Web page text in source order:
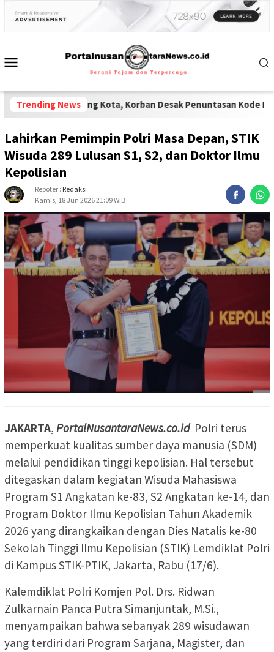
Trending News
Kota, Korban Desak Penuntasan Kode Etik"-Lembaga
Lahirkan Pemimpin Polri Masa Depan, STIK
Wisuda 289 Lulusan S1, S2, dan Doktor Ilmu
Kepolisian
Repoter : Redaksi
Kamis, 18 Jun 2026 21:09 WIB
JAKARTA, PortalNusantaraNews.co.id Polri terus
memperkuat kualitas sumber daya manusia (SDM)
melalui pendidikan tinggi kepolisian. Hal tersebut
ditegaskan dalam kegiatan Wisuda Mahasiswa
Program S1 Angkatan ke-83, S2 Angkatan ke-14, dan
Program Doktor Ilmu Kepolisian Tahun Akademik
2026 yang dirangkaikan dengan Dies Natalis ke-80
Sekolah Tinggi Ilmu Kepolisian (STIK) Lemdiklat Polri
di Kampus STIK-PTIK, Jakarta, Rabu (17/6).
Kalemdiklat Polri Komjen Pol. Drs. Ridwan
Zulkarnain Panca Putra Simanjuntak, M.Si.,
menyampaikan bahwa sebanyak 289 wisudawan
yang terdiri dari Program Sarjana, Magister, dan